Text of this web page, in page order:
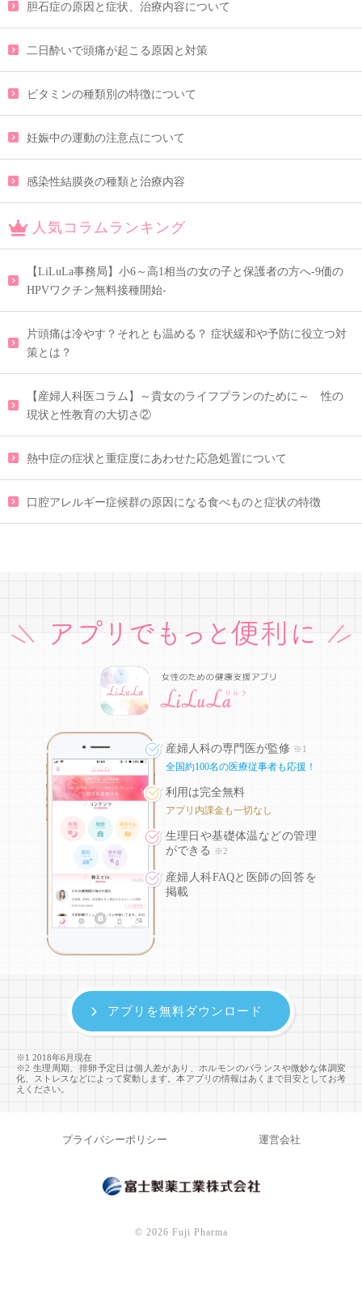
胆石症の原因と症状、治療内容について
二日酔いで頭痛が起こる原因と対策
ビタミンの種類別の特徴について
妊娠中の運動の注意点について
感染性結膜炎の種類と治療内容
人気コラムランキング
【LiLuLa事務局】小6～高1相当の女の子と保護者の方へ-9価の
HPVワクチン無料接種開始-
片頭痛は冷やす？それとも温める？ 症状緩和や予防に役立つ対
策とは？
【産婦人科医コラム】～貴女のライフプランのために～ 性の
現状と性教育の大切さ②
熱中症の症状と重症度にあわせた応急処置について
口腔アレルギー症候群の原因になる食べものと症状の特徴
産婦人科の専門医が監修 ※1
全国約100名の医療従事者も応援！
利用は完全無料
アプリ内課金も一切なし
生理日や基礎体温などの管理
ができる
※2
産婦人科FAQと医師の回答を
掲載
※1 2018年6月現在
※2 生理周期、排卵予定日は個人差があり、ホルモンのバランスや微妙な体調変
化、ストレスなどによって変動します。本アプリの情報はあくまで目安としてお考
えください。
アプリを無料ダウンロード
プライバシーポリシー 運営会社
© 2026 Fuji Pharma